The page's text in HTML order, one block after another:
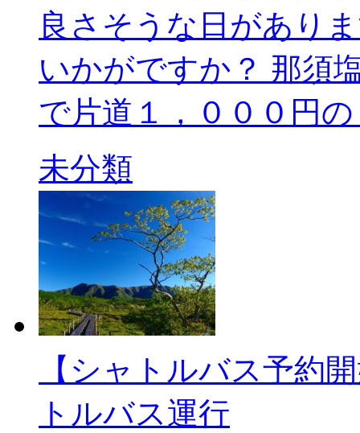
良さそうな日があり
いかがですか？ 那須
で片道１，０００円
未分類
【シャトルバス
トルバス運行